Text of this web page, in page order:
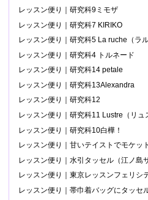
レッスン便り｜研究科9ミモザ
レッスン便り｜研究科7 KIRIKO
レッスン便り｜研究科5 La ruche（ラル
レッスン便り｜研究科4 トルネード
レッスン便り｜研究科14 petale
レッスン便り｜研究科13Alexandra
レッスン便り｜研究科12
レッスン便り｜研究科11 Lustre（リュ
レッスン便り｜研究科10白樺！
レッスン便り｜甘いテイストでモケッ
レッスン便り｜水引タッセル（江ノ島
レッスン便り｜東京レッスンフェリシ
レッスン便り｜帯巾着バッグにタッセ